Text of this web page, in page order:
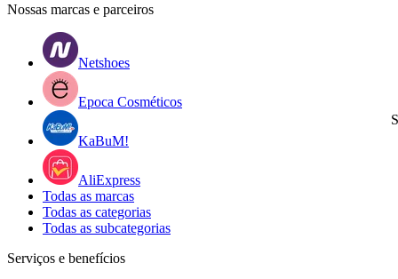
Nossas marcas e parceiros
Netshoes
Epoca Cosméticos
KaBuM!
AliExpress
Todas as marcas
Todas as categorias
Todas as subcategorias
Serviços e benefícios